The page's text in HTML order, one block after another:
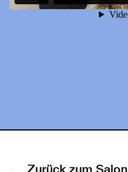
Zurück zum Salon